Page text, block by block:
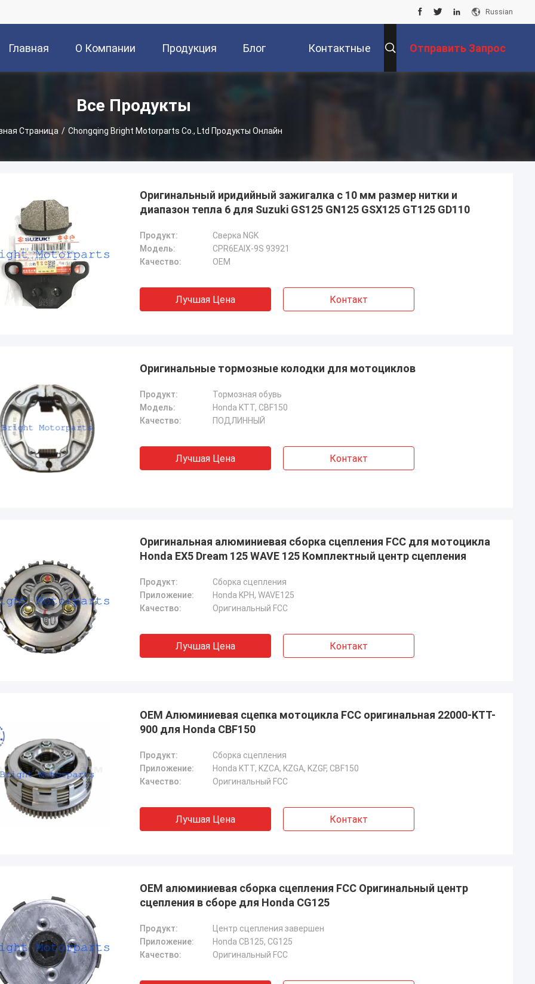
Russian
Главная О Компании Продукция Блог Контактные Отправить Запрос
Все Продукты
Страница / Chongqing Bright Motorparts Co., Ltd Продукты Онлайн
Абдул Вирендер
Большое спасибо за то, что привезли
Я принимаю вашу карточку с
Оригинальный иридийный зажигалка с 10 мм размер нитки и
диапазон тепла 6 для Suzuki GS125 GN125 GSX125 GT125 GD110
Продукт:
Сверка NGK
Модель:
CPR6EAIX-9S 93921
Качество:
OEM
Лучшая Цена Контакт
Оригинальные тормозные колодки для мотоциклов
Продукт:
Тормозная обувь
Модель:
Honda KTT, CBF150
Качество:
ПОДЛИННЫЙ
Лучшая Цена Контакт
Оригинальная алюминиевая сборка сцепления FCC для мотоцикла
Honda EX5 Dream 125 WAVE 125 Комплектный центр сцепления
Продукт:
Сборка сцепления
Приложение:
Honda KPH, WAVE125
Качество:
Оригинальный FCC
Лучшая Цена Контакт
OEM Алюминиевая сцепка мотоцикла FCC оригинальная 22000-KTT-
900 для Honda CBF150
Продукт:
Сборка сцепления
Приложение:
Honda KTT, KZCA, KZGA, KZGF, CBF150
Качество:
Оригинальный FCC
Лучшая Цена Контакт
OEM алюминиевая сборка сцепления FCC Оригинальный центр
сцепления в сборе для Honda CG125
Продукт:
Центр сцепления завершен
Приложение:
Honda CB125, CG125
Качество:
Оригинальный FCC